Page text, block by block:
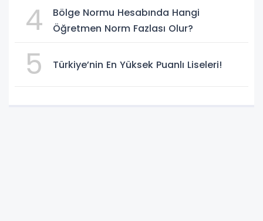
4
Bölge Normu Hesabında Hangi
Öğretmen Norm Fazlası Olur?
5 Türkiye’nin En Yüksek Puanlı Liseleri!